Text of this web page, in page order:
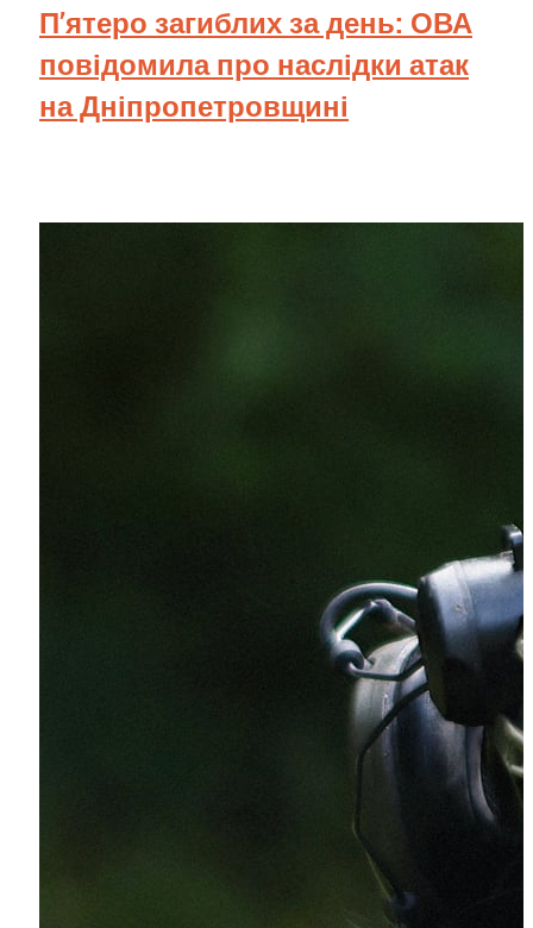
П’ятеро загиблих за день: ОВА
повідомила про наслідки атак
на Дніпропетровщині